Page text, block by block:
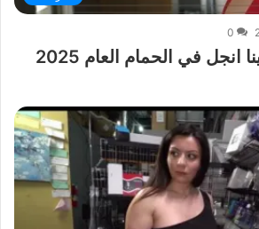
0
مشاهدة مقطع الينا انجل في الحمام العام 2025